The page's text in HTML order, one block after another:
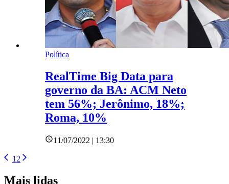
Política
RealTime Big Data para
governo da BA: ACM Neto
tem 56%; Jerônimo, 18%;
Roma, 10%
11/07/2022 | 13:30
1 2
Mais lidas